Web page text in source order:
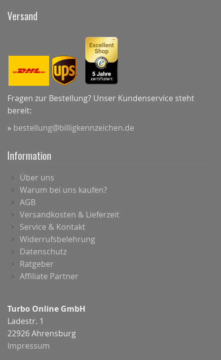
Versand
Fragen zur Bestellung? Unser Kundenservice steht
bereit:
» bestellung@billigkennzeichen.de
Information
Über uns
Warum bei uns kaufen?
AGB
Versandkosten & Lieferzeit
Service & Kontakt
Widerrufsbelehrung
Datenschutz
Ratgeber
Affiliate Partner
Turbo Online GmbH
Ladestr. 1
22926 Ahrensburg
Impressum